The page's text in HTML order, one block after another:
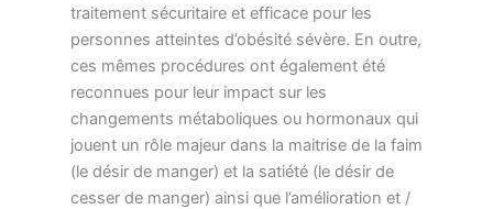
traitement sécuritaire et efficace pour les
personnes atteintes d’obésité sévère. En outre,
ces mêmes procédures ont également été
reconnues pour leur impact sur les
changements métaboliques ou hormonaux qui
jouent un rôle majeur dans la maitrise de la faim
(le désir de manger) et la satiété (le désir de
cesser de manger) ainsi que l’amélioration et /